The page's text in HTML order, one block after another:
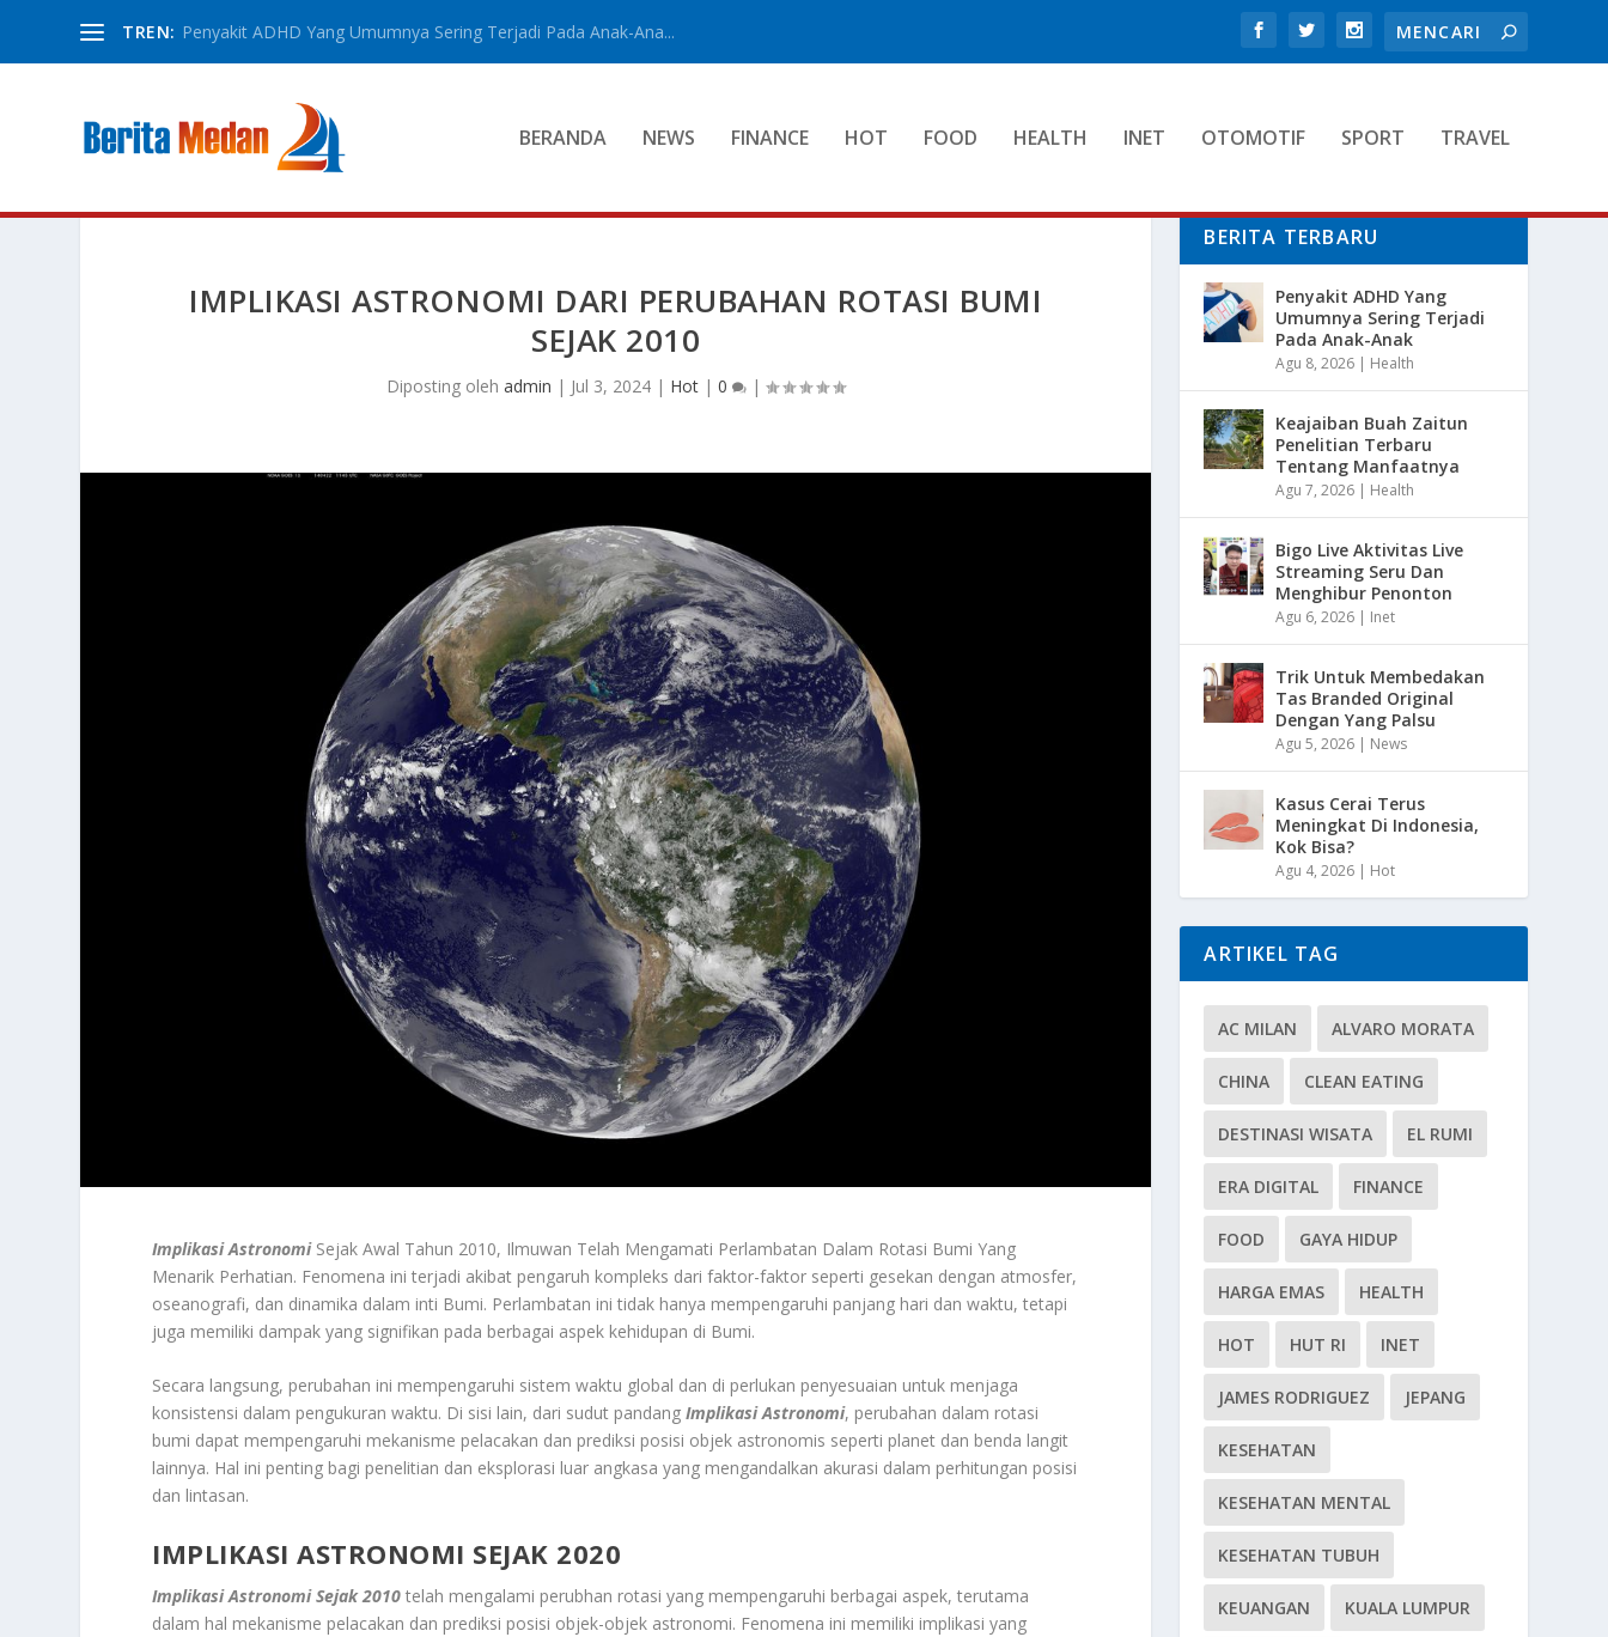
TREN: Penyakit ADHD Yang Umumnya Sering Terjadi Pada Anak-Ana...
BERANDA NEWS FINANCE HOT FOOD HEALTH INET OTOMOTIF SPORT TRAVEL
IMPLIKASI ASTRONOMI DARI PERUBAHAN ROTASI BUMI
SEJAK 2010
Diposting olehadmin | Jul 3, 2024 | Hot |0 |
Implikasi AstronomiSejak Awal Tahun 2010, Ilmuwan Telah Mengamati Perlambatan Dalam Rotasi Bumi Yang
Menarik Perhatian. Fenomena ini terjadi akibat pengaruh kompleks dari faktor-faktor seperti gesekan dengan atmosfer,
oseanografi, dan dinamika dalam inti Bumi. Perlambatan ini tidak hanya mempengaruhi panjang hari dan waktu, tetapi
juga memiliki dampak yang signifikan pada berbagai aspek kehidupan di Bumi.
Secara langsung, perubahan ini mempengaruhi sistem waktu global dan di perlukan penyesuaian untuk menjaga
konsistensi dalam pengukuran waktu. Di sisi lain, dari sudut pandangImplikasi Astronomi, perubahan dalam rotasi
bumi dapat mempengaruhi mekanisme pelacakan dan prediksi posisi objek astronomis seperti planet dan benda langit
lainnya. Hal ini penting bagi penelitian dan eksplorasi luar angkasa yang mengandalkan akurasi dalam perhitungan posisi
dan lintasan.
IMPLIKASI ASTRONOMI SEJAK 2020
Implikasi Astronomi Sejak 2010 telah mengalami perubhan rotasi yang mempengaruhi berbagai aspek, terutama
dalam hal mekanisme pelacakan dan prediksi posisi objek-objek astronomi. Fenomena ini memiliki implikasi yang
BERITA TERBARU
Penyakit ADHD Yang
Umumnya Sering Terjadi
Pada Anak-Anak
Agu 8, 2026 | Health
Keajaiban Buah Zaitun
Penelitian Terbaru
Tentang Manfaatnya
Agu 7, 2026 | Health
Bigo Live Aktivitas Live
Streaming Seru Dan
Menghibur Penonton
Agu 6, 2026 | Inet
Trik Untuk Membedakan
Tas Branded Original
Dengan Yang Palsu
Agu 5, 2026 | News
Kasus Cerai Terus
Meningkat Di Indonesia,
Kok Bisa?
Agu 4, 2026 | Hot
ARTIKEL TAG
AC MILAN ALVARO MORATA
CHINA CLEAN EATING
DESTINASI WISATA EL RUMI
ERA DIGITAL FINANCE
FOOD GAYA HIDUP
HARGA EMAS HEALTH
HOT HUT RI INET
JAMES RODRIGUEZ JEPANG
KESEHATAN
KESEHATAN MENTAL
KESEHATAN TUBUH
KEUANGAN KUALA LUMPUR